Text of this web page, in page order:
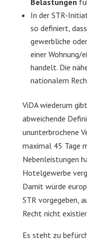
Belastungen
In der STR-
so definiert,
gewerbliche
einer Wohnung/
handelt. Die
nationalem
ViDA wiederum
abweichende
ununterbrochene
maximal 45 Tage
Nebenleistungen
Hotelgewerbe
Damit würde
STR vorgegeben,
Recht nicht
Es steht zu